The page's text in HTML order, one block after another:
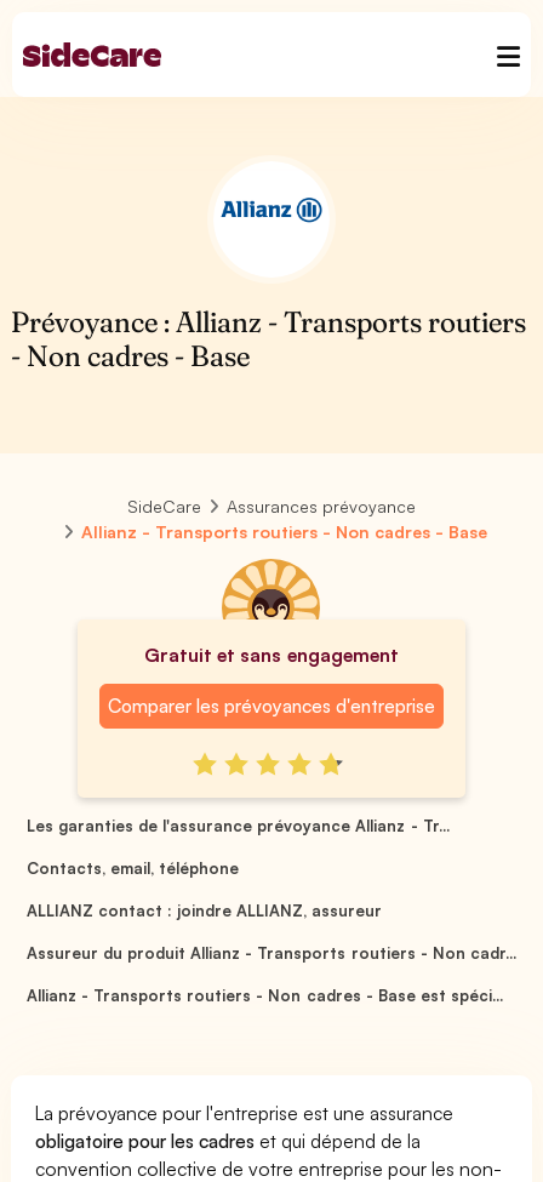
Prévoyance : Allianz - Transports routiers
- Non cadres - Base
SideCare
Assurances prévoyance
Allianz - Transports routiers - Non cadres - Base
Gratuit et sans engagement
Comparer les prévoyances d'entreprise
Les garanties de l'assurance prévoyance Allianz - Tr...
Contacts, email, téléphone
ALLIANZ contact : joindre ALLIANZ, assureur
Assureur du produit Allianz - Transports routiers - Non cadr...
Allianz - Transports routiers - Non cadres - Base est spéci...
La prévoyance pour l'entreprise est une assurance
obligatoire pour les cadres et qui dépend de la
convention collective de votre entreprise pour les non-